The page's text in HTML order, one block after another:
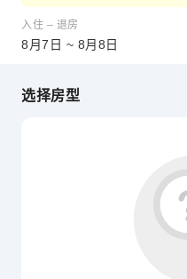
入住 – 退房
8月7日 ~ 8月8日
选择房型